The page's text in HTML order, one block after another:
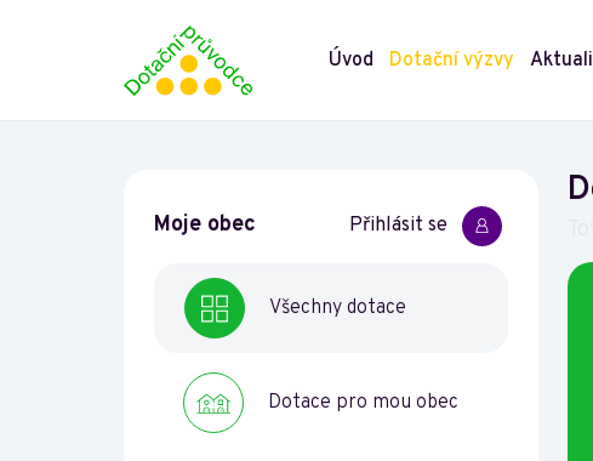
Úvod Dotační výzvy
Moje obec Přihlásit se
Všechny dotace
Dotace pro mou obec